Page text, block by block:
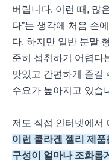
버립니다. 이런 때, 많
다”는 생각에 처음 손
다. 하지만 일반 분말
준히 섭취하기 어렵다
맛있고 간편하게 즐길
수요가 높아지고 있습
저도 직접 인터넷에서
이런 콜라겐 젤리 제
구성이 얼마나 조화롭